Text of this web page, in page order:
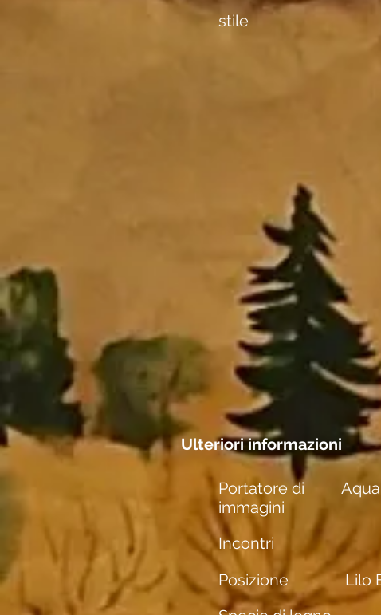
stile
Ulteriori informazioni
Portatore di
immagini
Incontri
Posizione
Lilo